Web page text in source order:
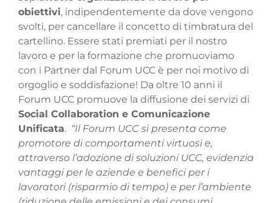
obiettivi, indipendentemente da dove vengono
svolti, per cancellare il concetto di timbratura del
cartellino. Essere stati premiati per il nostro
lavoro e per la formazione che promuoviamo
con i Partner dal Forum UCC è per noi motivo di
orgoglio e soddisfazione! Da oltre 10 anni il
Forum UCC promuove la diffusione dei servizi di
Social Collaboration e Comunicazione
Unificata. “Il Forum UCC si presenta come
promotore di comportamenti virtuosi e,
attraverso l’adozione di soluzioni UCC, evidenzia
vantaggi per le aziende e benefici per i
lavoratori (risparmio di tempo) e per l’ambiente